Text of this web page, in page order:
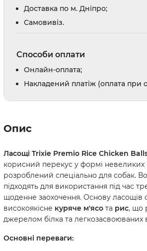
Доставка по м. Дніпро;
Cамовивіз.
Способи оплати
Онлайн-оплата;
Накладений платіж (оплата при
Опис
Ласощі Trixie Premio Rice Chicken
корисний перекус у формі невеликих
розроблений спеціально для собак.
підходять для використання під час
щоденне заохочення. Основу ласощів
високоякісне куряче м'ясо та рис, що
джерелом білка та легкозасвоюваних
Основні переваги: